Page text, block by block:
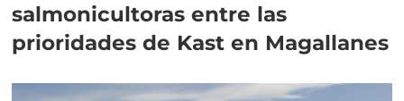
salmonicultoras entre las
prioridades de Kast en Magallanes